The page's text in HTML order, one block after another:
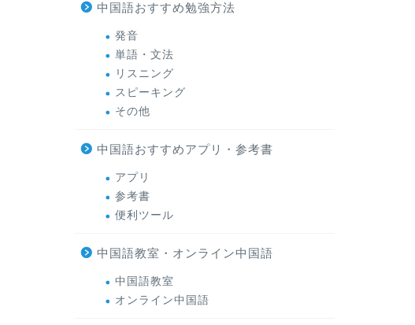
中国語おすすめ勉強方法
発音
単語・文法
リスニング
スピーキング
その他
中国語おすすめアプリ・参考書
アプリ
参考書
便利ツール
中国語教室・オンライン中国語
中国語教室
オンライン中国語